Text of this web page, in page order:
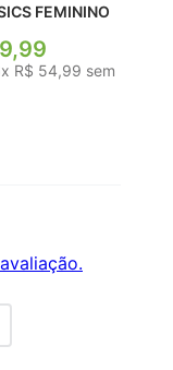
,99
x R$ 54,99 sem